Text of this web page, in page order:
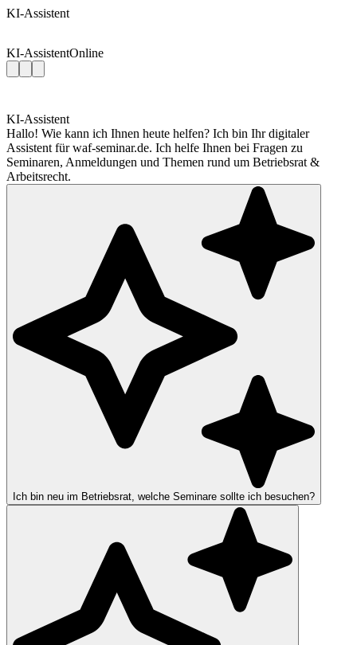
KI-Assistent
KI-AssistentOnline
KI-Assistent
Hallo! Wie kann ich Ihnen heute helfen? Ich bin Ihr digitaler
Assistent für waf-seminar.de. Ich helfe Ihnen bei Fragen zu
Seminaren, Anmeldungen und Themen rund um Betriebsrat &
Arbeitsrecht.
Ich bin neu im Betriebsrat, welche Seminare sollte ich besuchen?